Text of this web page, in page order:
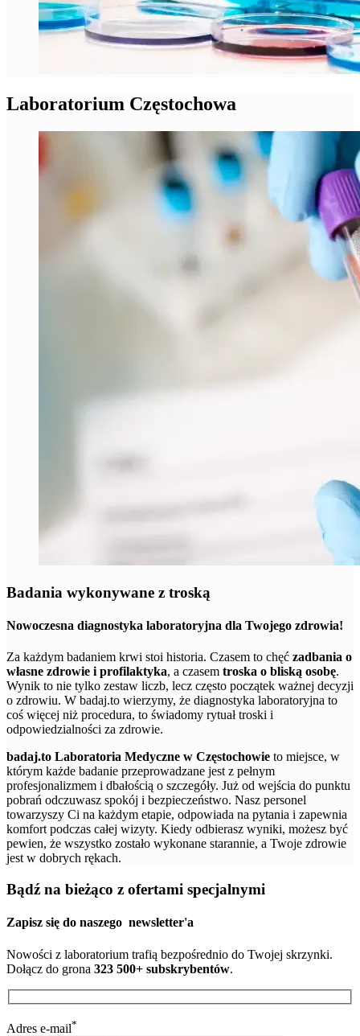
Laboratorium Częstochowa
Badania wykonywane z troską
Nowoczesna diagnostyka laboratoryjna dla Twojego zdrowia!
Za każdym badaniem krwi stoi historia. Czasem to chęć zadbania o
własne zdrowie i profilaktyka, a czasem troska o bliską osobę.
Wynik to nie tylko zestaw liczb, lecz często początek ważnej decyzji
o zdrowiu. W badaj.to wierzymy, że diagnostyka laboratoryjna to
coś więcej niż procedura, to świadomy rytuał troski i
odpowiedzialności za zdrowie.
badaj.to Laboratoria Medyczne w Częstochowie to miejsce, w
którym każde badanie przeprowadzane jest z pełnym
profesjonalizmem i dbałością o szczegóły. Już od wejścia do punktu
pobrań odczuwasz spokój i bezpieczeństwo. Nasz personel
towarzyszy Ci na każdym etapie, odpowiada na pytania i zapewnia
komfort podczas całej wizyty. Kiedy odbierasz wyniki, możesz być
pewien, że wszystko zostało wykonane starannie, a Twoje zdrowie
jest w dobrych rękach.
Bądź na bieżąco z ofertami specjalnymi
Zapisz się do naszego newsletter'a
Nowości z laboratorium trafią bezpośrednio do Twojej skrzynki.
Dołącz do grona 323 500+ subskrybentów.
Adres e-mail*